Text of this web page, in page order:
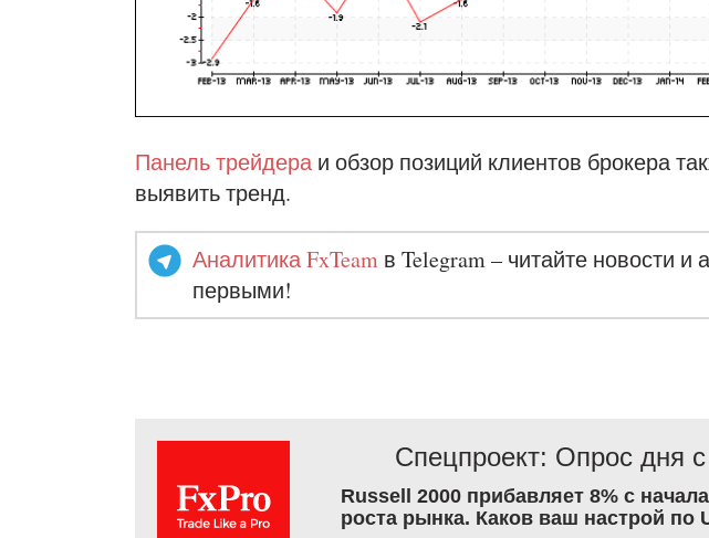
Панель трейдера и обзор позиций клиентов брокера
выявить тренд.
Аналитика FxTeam в Telegram – читайте новости и
первыми!
Спецпроект: Опрос дня
Russell 2000 прибавляет 8% с
роста рынка. Каков ваш настрой по